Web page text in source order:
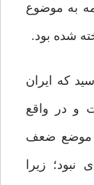
به موضوع
شده بود.
رسید که ایران
و در واقع
موضع ضعف
نبود؛ زیرا